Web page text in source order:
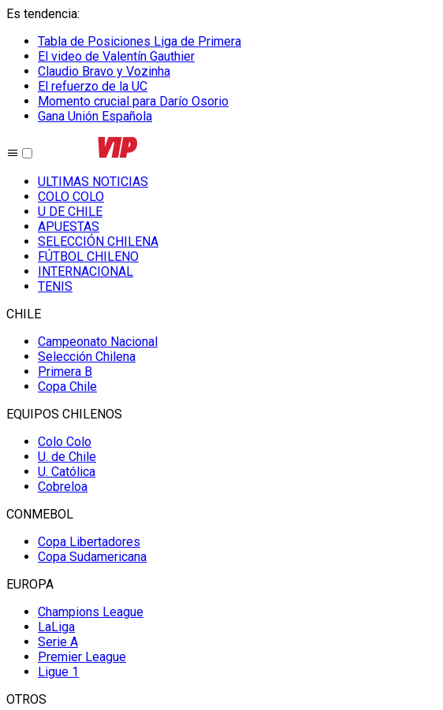
Es tendencia:
Tabla de Posiciones Liga de Primera
El video de Valentín Gauthier
Claudio Bravo y Vozinha
El refuerzo de la UC
Momento crucial para Darío Osorio
Gana Unión Española
ULTIMAS NOTICIAS
COLO COLO
U DE CHILE
APUESTAS
SELECCIÓN CHILENA
FÚTBOL CHILENO
INTERNACIONAL
TENIS
CHILE
Campeonato Nacional
Selección Chilena
Primera B
Copa Chile
EQUIPOS CHILENOS
Colo Colo
U. de Chile
U. Católica
Cobreloa
CONMEBOL
Copa Libertadores
Copa Sudamericana
EUROPA
Champions League
LaLiga
Serie A
Premier League
Ligue 1
OTROS